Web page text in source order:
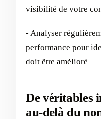
visibilité de votre
- Analyser
performance pour
doit être amélioré
De véritables
au-delà du